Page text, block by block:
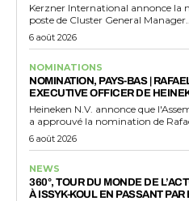
Kerzner International annonce la
poste de Cluster General Manager...
6 août 2026
NOMINATIONS
NOMINATION, PAYS-BAS |
EXECUTIVE OFFICER DE
Heineken N.V. annonce que
a approuvé la nomination de
6 août 2026
NEWS
360°, TOUR DU MONDE DE
À ISSYK-KOUL EN PASSANT